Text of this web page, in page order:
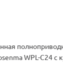
WPL-C24